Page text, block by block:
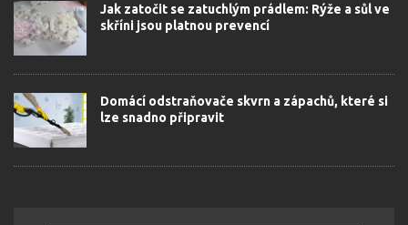
Jak zatočit se zatuchlým prádlem: Rýže a sůl ve
skříni jsou platnou prevencí
Domácí odstraňovače skvrn a zápachů, které si
lze snadno připravit